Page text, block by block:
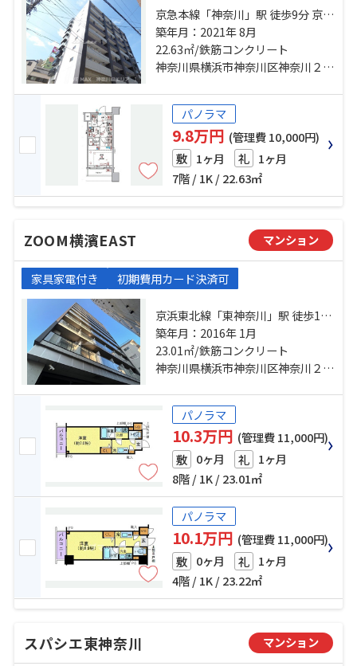
京急本線「神奈川」駅 徒歩9分 京急
本線「京急東神奈川」駅 徒歩11分
京浜東北線「横浜」駅 徒歩18分
築年月：2021年 8月
22.63㎡/鉄筋コンクリート
神奈川県横浜市神奈川区神奈川２丁目
パノラマ
9.8万円 (管理費 10,000円)
敷 1ヶ月 礼 1ヶ月
7階 / 1K / 22.63㎡
ZOOM横濱EAST マンション
家具家電付き 初期費用カード決済可
京浜東北線「東神奈川」駅 徒歩10
分 東海道本線「横浜」駅 徒歩15分
京急本線「神奈川」駅 徒歩8分
築年月：2016年 1月
23.01㎡/鉄筋コンクリート
神奈川県横浜市神奈川区神奈川２丁目
パノラマ
10.3万円 (管理費 11,000円)
敷 0ヶ月 礼 1ヶ月
8階 / 1K / 23.01㎡
パノラマ
10.1万円 (管理費 11,000円)
敷 0ヶ月 礼 1ヶ月
4階 / 1K / 23.22㎡
スパシエ東神奈川 マンション